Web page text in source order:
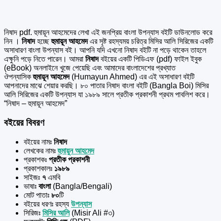
নিষাদ pdf. হুমায়ূন আহমেদের লেখা এই জনপ্রিয় বাংলা উপন্যাস বইটি ডাউনলোড করে
নিন । নিষাদহচ্ছেহুমায়ূন আহমেদএর সৃষ্ট রহস্যময় চরিত্র মিসির আলি সিরিজের একটি
অসাধারণ বাংলা উপন্যাস বই। আপনি যদি এখনো নিষাদ বইটি না পড়ে থাকেন তাহলে
এক্ষুনি পড়ে নিতে পারেন। আমরা নিষাদবইয়ের একটি পিডিএফ (pdf) ফাইল ইবুক
(eBook) অনলাইনে খুজে পেয়েছি এবং আমাদের বাংলাদেশের প্রখ্যাত
ঔপন্যাসিকহুমায়ূন আহমেদ (Humayun Ahmed) এর এই অসাধারণ বইটি
আপনাদের মাঝে শেয়ার করছি। ৮০ পাতার নিষাদ বাংলা বইটি (Bangla Boi) মিসির
আলি সিরিজের একটি উপন্যাস যা ১৯৮৯ সালে প্রতীক প্রকাশনী প্রথম পাবলিশ করে।
“নিষাদ – হুমায়ূন আহমেদ”
বইয়ের বিবরণ
বইয়ের নামঃ নিষাদ
লেখকের নামঃহুমায়ুন আহমেদ
প্রকাশকঃ প্রতীক প্রকাশনী
প্রকাশকালঃ ১৯৮৯
সাইজঃ ৭ এমবি
ভাষাঃ বাংলা (Bangla/Bengali)
মোট পাতাঃ ৮০টি
বইয়ের ধরণঃ রহস্য উপন্যাস
সিরিজঃ মিসির আলি (Misir Ali #৩)